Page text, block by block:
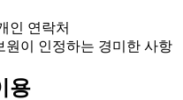
인 연락처
이 인정하는 경미한 사항
용